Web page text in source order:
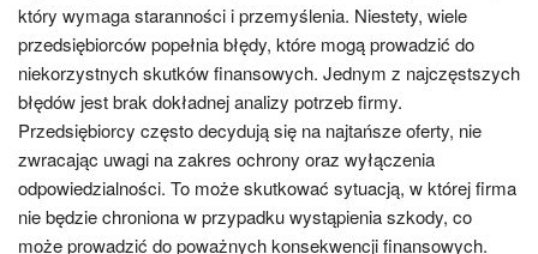
który wymaga staranności i przemyślenia. Niestety, wiele
przedsiębiorców popełnia błędy, które mogą prowadzić do
niekorzystnych skutków finansowych. Jednym z najczęstszych
błędów jest brak dokładnej analizy potrzeb firmy.
Przedsiębiorcy często decydują się na najtańsze oferty, nie
zwracając uwagi na zakres ochrony oraz wyłączenia
odpowiedzialności. To może skutkować sytuacją, w której firma
nie będzie chroniona w przypadku wystąpienia szkody, co
może prowadzić do poważnych konsekwencji finansowych.